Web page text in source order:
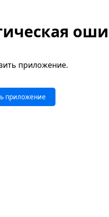
приложение.
приложение